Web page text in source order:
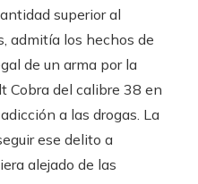
superior al
admitía los hechos de
de un arma por la
Cobra del calibre 38 en
a las drogas. La
ese delito a
alejado de las